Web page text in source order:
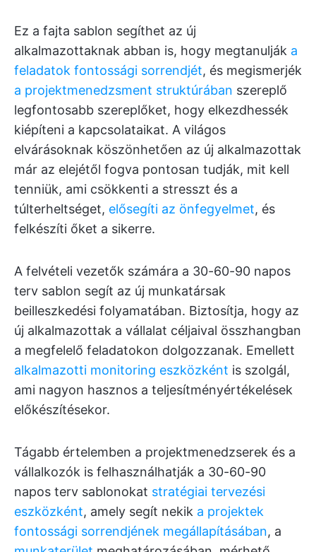
Ez a fajta sablon segíthet az új
alkalmazottaknak abban is, hogy megtanulják a
feladatok fontossági sorrendjét, és megismerjék
a projektmenedzsment struktúrában szereplő
legfontosabb szereplőket, hogy elkezdhessék
kiépíteni a kapcsolataikat. A világos
elvárásoknak köszönhetően az új alkalmazottak
már az elejétől fogva pontosan tudják, mit kell
tenniük, ami csökkenti a stresszt és a
túlterheltséget, elősegíti az önfegyelmet, és
felkészíti őket a sikerre.
A felvételi vezetők számára a 30-60-90 napos
terv sablon segít az új munkatársak
beilleszkedési folyamatában. Biztosítja, hogy az
új alkalmazottak a vállalat céljaival összhangban
a megfelelő feladatokon dolgozzanak. Emellett
alkalmazotti monitoring eszközként is szolgál,
ami nagyon hasznos a teljesítményértékelések
előkészítésekor.
Tágabb értelemben a projektmenedzserek és a
vállalkozók is felhasználhatják a 30-60-90
napos terv sablonokat stratégiai tervezési
eszközként, amely segít nekik a projektek
fontossági sorrendjének megállapításában, a